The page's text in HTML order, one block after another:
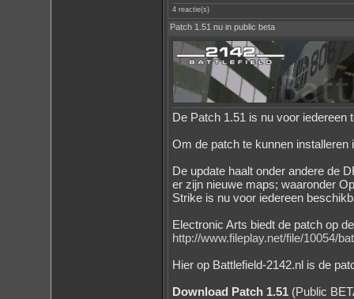
4 reactie(s)
Patch 1.51 nu in public beta
De Patch 1.51 is nu voor iedereen
Om de patch te kunnen
De update haalt onder andere de
er zijn nieuwe maps; waaronder
Strike is nu voor iedereen
Electronic Arts biedt de patch op
http://www.fileplay.net/file/10054/
Hier op Battlefield-2142.nl is de
Download Patch 1.51 (Public